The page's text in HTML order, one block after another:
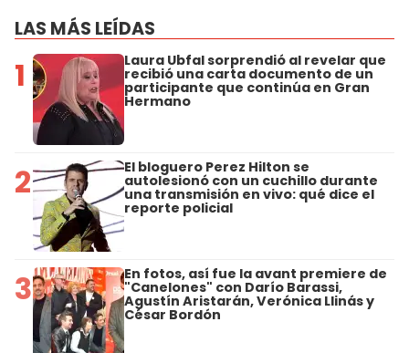
LAS MÁS LEÍDAS
1 Laura Ubfal sorprendió al revelar que
recibió una carta documento de un
participante que continúa en Gran
Hermano
2 El bloguero Perez Hilton se
autolesionó con un cuchillo durante
una transmisión en vivo: qué dice el
reporte policial
3 En fotos, así fue la avant premiere de
"Canelones" con Darío Barassi,
Agustín Aristarán, Verónica Llinás y
César Bordón